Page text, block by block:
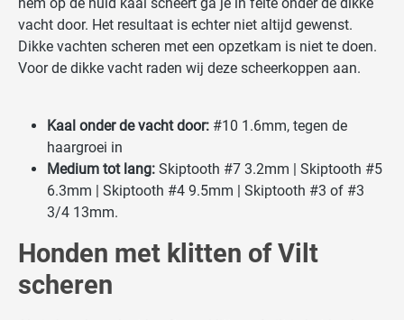
hem op de huid kaal scheert ga je in feite onder de dikke
vacht door. Het resultaat is echter niet altijd gewenst.
Dikke vachten scheren met een opzetkam is niet te doen.
Voor de dikke vacht raden wij deze scheerkoppen aan.
Kaal onder de vacht door: #10 1.6mm, tegen de
haargroei in
Medium tot lang: Skiptooth #7 3.2mm | Skiptooth #5
6.3mm | Skiptooth #4 9.5mm | Skiptooth #3 of #3
3/4 13mm.
Honden met klitten of Vilt
scheren